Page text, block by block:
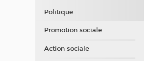
Politique
Promotion sociale
Action sociale